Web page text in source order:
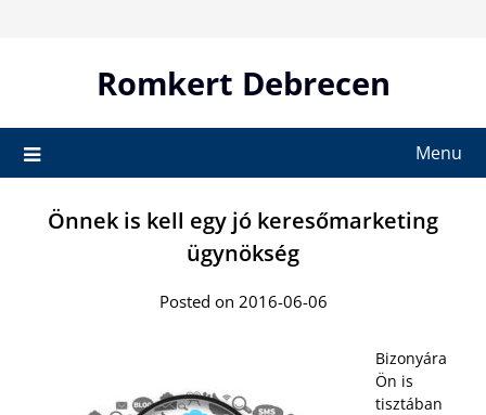
Romkert Debrecen
Menu
Önnek is kell egy jó keresőmarketing
ügynökség
Posted on 2016-06-06
Bizonyára
Ön is
tisztában